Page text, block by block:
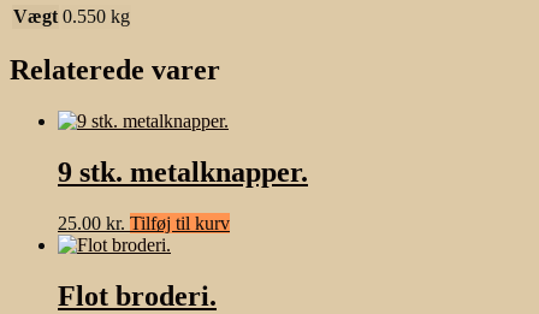
Vægt 0.550 kg
Relaterede varer
9 stk. metalknapper.
25.00 kr. Tilføj til kurv
Flot broderi.